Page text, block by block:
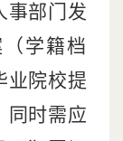
事部门发
学籍档
业院校提
同时需应